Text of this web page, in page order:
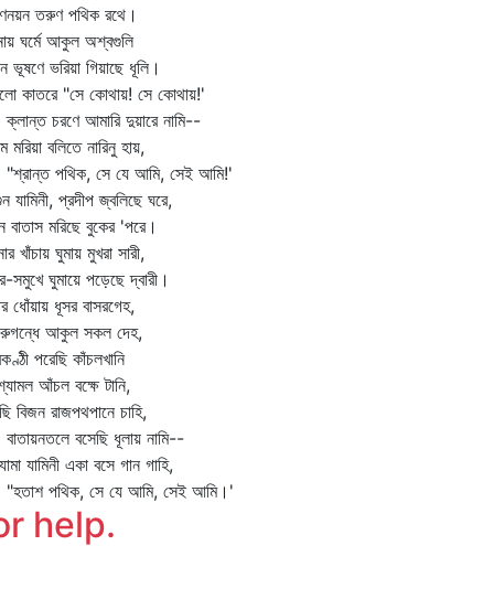
তরুণ পথিক রথে।
ঘর্মে আকুল অশ্বগুলি
ভূষণে ভরিয়া গিয়াছে ধূলি।
কাতরে "সে কোথায়! সে কোথায়!'
চরণে আমারি দুয়ারে নামি--
মরিয়া বলিতে নারিনু হায়,
পথিক, সে যে আমি, সেই আমি!'
যামিনী, প্রদীপ জ্বলিছে ঘরে,
বাতাস মরিছে বুকের 'পরে।
খাঁচায় ঘুমায় মুখরা সারী,
সমুখে ঘুমায়ে পড়েছে দ্বারী।
ধোঁয়ায় ধূসর বাসরগেহ,
আকুল সকল দেহ,
পরেছি কাঁচলখানি
আঁচল বক্ষে টানি,
বিজন রাজপথপানে চাহি,
বসেছি ধূলায় নামি--
যামিনী একা বসে গান গাহি,
পথিক, সে যে আমি, সেই আমি।'
help.